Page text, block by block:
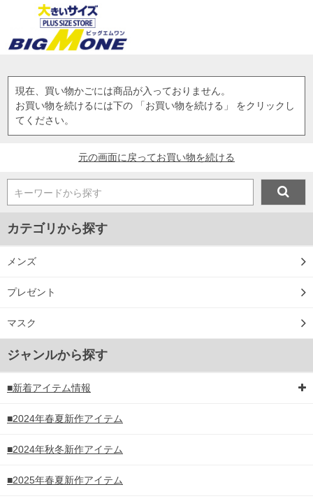
現在、買い物かごには商品が入っておりません。
お買い物を続けるには下の 「お買い物を続ける」 をクリックし
てください。
元の画面に戻ってお買い物を続ける
キーワードから探す
カテゴリから探す
メンズ
プレゼント
マスク
ジャンルから探す
■新着アイテム情報
■2024年春夏新作アイテム
■2024年秋冬新作アイテム
■2025年春夏新作アイテム